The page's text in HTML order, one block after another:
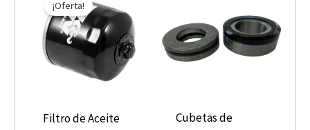
¡Oferta!
Filtro de Aceite
original
era:
$10.890.
actual
es:
$5.445.
Cubetas de